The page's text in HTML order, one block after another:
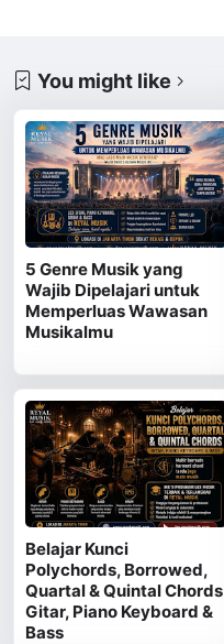
You might like
5 Genre Musik yang
Wajib Dipelajari untuk
Memperluas Wawasan
Musikalmu
Belajar Kunci
Polychords, Borrowed,
Quartal & Quintal Chords
Gitar, Piano Keyboard &
Bass